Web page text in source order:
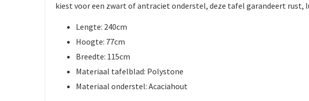
kiest voor een zwart of antraciet onderstel, deze tafel garandeert rust,
Lengte: 240cm
Hoogte: 77cm
Breedte: 115cm
Materiaal tafelblad: Polystone
Materiaal onderstel: Acaciahout